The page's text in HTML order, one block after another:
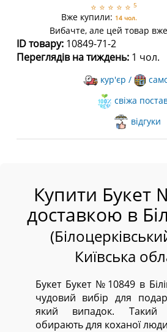
⭐ ⭐ ⭐ ⭐ ⭐ 5
Вже купили: 14 чол.
Вибачте, але цей товар
ID товару: 10849-71-2
Переглядів на тиждень: 1 чол.
кур'єр /
свіжа
відгуки
Купити Букет
доставкою в
Київська
Букет Букет №10849 в
чудовий вибір для
який випадок. Такий
обирають для коханої